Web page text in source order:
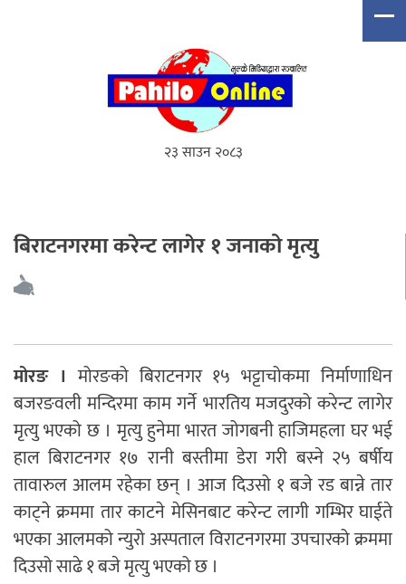
२३ साउन २०८३
बिराटनगरमा करेन्ट लागेर १ जनाको मृत्यु
मोरङ । मोरङको बिराटनगर १५ भट्टाचोकमा निर्माणाधिन
बजरङवली मन्दिरमा काम गर्ने भारतिय मजदुरको करेन्ट लागेर
मृत्यु भएको छ । मृत्यु हुनेमा भारत जोगबनी हाजिमहला घर भई
हाल बिराटनगर १७ रानी बस्तीमा डेरा गरी बस्ने २५ बर्षीय
तावारुल आलम रहेका छन् । आज दिउसो १ बजे रड बान्ने तार
काट्ने क्रममा तार काटने मेसिनबाट करेन्ट लागी गम्भिर घाईते
भएका आलमको न्युरो अस्पताल विराटनगरमा उपचारको क्रममा
दिउसो साढे १ बजे मृत्यु भएको छ ।